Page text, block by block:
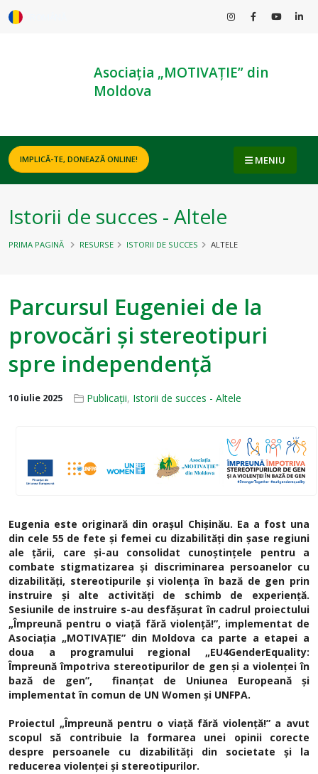
Asociația „MOTIVAȚIE” din
Moldova
IMPLICĂ-TE, DONEAZĂ ONLINE! MENIU
Istorii de succes - Altele
PRIMA PAGINĂ RESURSE ISTORII DE SUCCES ALTELE
Parcursul Eugeniei de la
provocări și stereotipuri
spre independență
10 iulie 2025 Publicații, Istorii de succes - Altele
Eugenia este originară din orașul Chișinău. Ea a fost una
din cele 55 de fete și femei cu dizabilități din șase regiuni
ale țării, care și-au consolidat cunoștințele pentru a
combate stigmatizarea și discriminarea persoanelor cu
dizabilități, stereotipurile și violența în bază de gen prin
instruire și alte activități de schimb de experiență.
Sesiunile de instruire s-au desfășurat în cadrul proiectului
„Împreună pentru o viață fără violență!”, implementat de
Asociația „MOTIVAȚIE” din Moldova ca parte a etapei a
doua a programului regional „EU4GenderEquality:
Împreună împotriva stereotipurilor de gen și a violenței în
bază de gen”, finanțat de Uniunea Europeană și
implementat în comun de UN Women și UNFPA.
Proiectul „Împreună pentru o viață fără violență!” a avut
scopul să contribuie la formarea unei opinii corecte
despre persoanele cu dizabilități din societate și la
reducerea violenței și stereotipurilor.